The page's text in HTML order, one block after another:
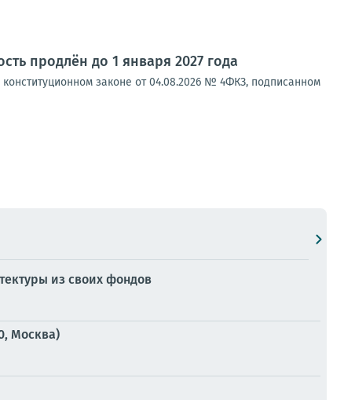
продлён до 1 января 2027 года
законе от 04.08.2026 № 4ФКЗ, подписанном
из своих фондов
Москва)